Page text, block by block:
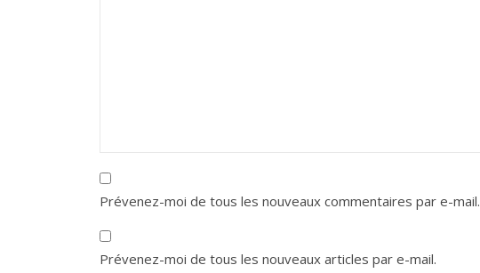
Prévenez-moi de tous les nouveaux commentaires par e-mail.
Prévenez-moi de tous les nouveaux articles par e-mail.